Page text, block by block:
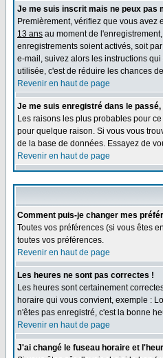
Je me suis inscrit mais ne peux pas
Premièrement, vérifiez que vous avez
13 ans au moment de
enregistrements soient activés, soit
e-mail, suivez alors les instructions
utilisée, c'est de réduire les chances
Revenir en haut de page
Je me suis enregistré dans le
Les raisons les plus probables pour
pour quelque raison. Si vous vous
de la base de données. Essayez de
Revenir en haut de page
Comment puis-je changer mes
Toutes vos préférences (si vous êtes
toutes vos préférences.
Revenir en haut de page
Les heures ne sont pas correctes !
Les heures sont certainement
horaire qui vous convient, exemple :
n'êtes pas enregistré, c'est la bonne
Revenir en haut de page
J'ai changé le fuseau horaire et